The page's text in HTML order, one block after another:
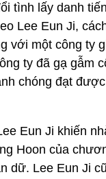
tình lấy danh
Lee Eun Ji,
với một công ty
ty đã gạ gẫm
chóng đạt
Eun Ji khiến
Hoon của
dữ. Lee Eun Ji